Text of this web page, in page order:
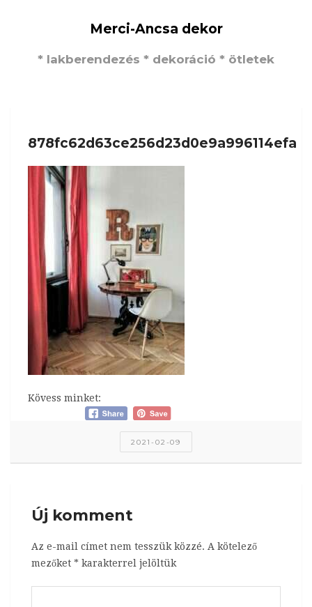
Merci-Ancsa dekor
* lakberendezés * dekoráció * ötletek
878fc62d63ce256d23d0e9a996114efa
Kövess minket:
2021-02-09
Új komment
Az e-mail címet nem tesszük közzé. A kötelező
mezőket * karakterrel jelöltük